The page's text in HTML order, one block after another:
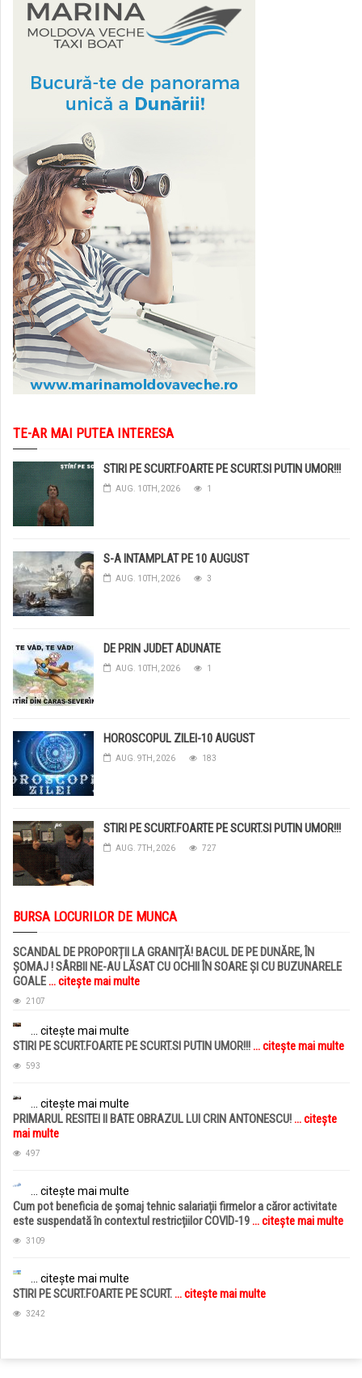
TE-AR MAI PUTEA INTERESA
STIRI PE SCURT.FOARTE PE SCURT.SI PUTIN UMOR!!!
AUG. 10TH, 2026 1
S-A INTAMPLAT PE 10 AUGUST
AUG. 10TH, 2026 3
DE PRIN JUDET ADUNATE
AUG. 10TH, 2026 1
HOROSCOPUL ZILEI-10 AUGUST
AUG. 9TH, 2026 183
STIRI PE SCURT.FOARTE PE SCURT.SI PUTIN UMOR!!!
AUG. 7TH, 2026 727
BURSA LOCURILOR DE MUNCA
SCANDAL DE PROPORȚII LA GRANIȚĂ! BACUL DE PE DUNĂRE, ÎN
ȘOMAJ ! SÂRBII NE-AU LĂSAT CU OCHII ÎN SOARE ȘI CU BUZUNARELE
GOALE... citește mai multe
2107
... citește mai multe
STIRI PE SCURT.FOARTE PE SCURT.SI PUTIN UMOR!!!... citește mai multe
593
... citește mai multe
PRIMARUL RESITEI II BATE OBRAZUL LUI CRIN ANTONESCU!... citește
mai multe
497
... citește mai multe
Cum pot beneficia de șomaj tehnic salariații firmelor a căror activitate
este suspendată în contextul restricțiilor COVID-19... citește mai multe
3109
... citește mai multe
STIRI PE SCURT.FOARTE PE SCURT.... citește mai multe
3242